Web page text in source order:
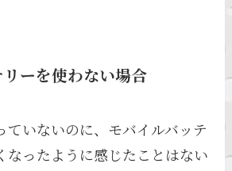
ーを使わない場合
ていないのに、モバイルバッテ
なったように感じたことはない